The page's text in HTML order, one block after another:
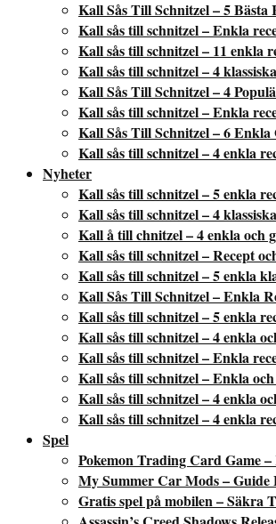
Kall Sås Till Schnitzel – 5 Bästa
Kall sås till schnitzel – Enkla
Kall sås till schnitzel – 11 enkla
Kall sås till schnitzel – 4
Kall Sås Till Schnitzel – 4
Kall sås till schnitzel – Enkla
Kall Sås Till Schnitzel – 6 Enkla
Kall sås till schnitzel – 4 enkla
Nyheter
Kall sås till schnitzel – 5 enkla
Kall sås till schnitzel – 4
Kall å till chnitzel – 4 enkla och
Kall sås till schnitzel – Recept
Kall sås till schnitzel – 5 enkla
Kall Sås Till Schnitzel – Enkla
Kall sås till schnitzel – 5 enkla
Kall sås till schnitzel – 4 enkla
Kall sås till schnitzel – Enkla
Kall sås till schnitzel – Enkla
Kall sås till schnitzel – 4 enkla
Kall sås till schnitzel – 4 enkla
Spel
Pokemon Trading Card Game
My Summer Car Mods –
Gratis spel på mobilen – Säkra